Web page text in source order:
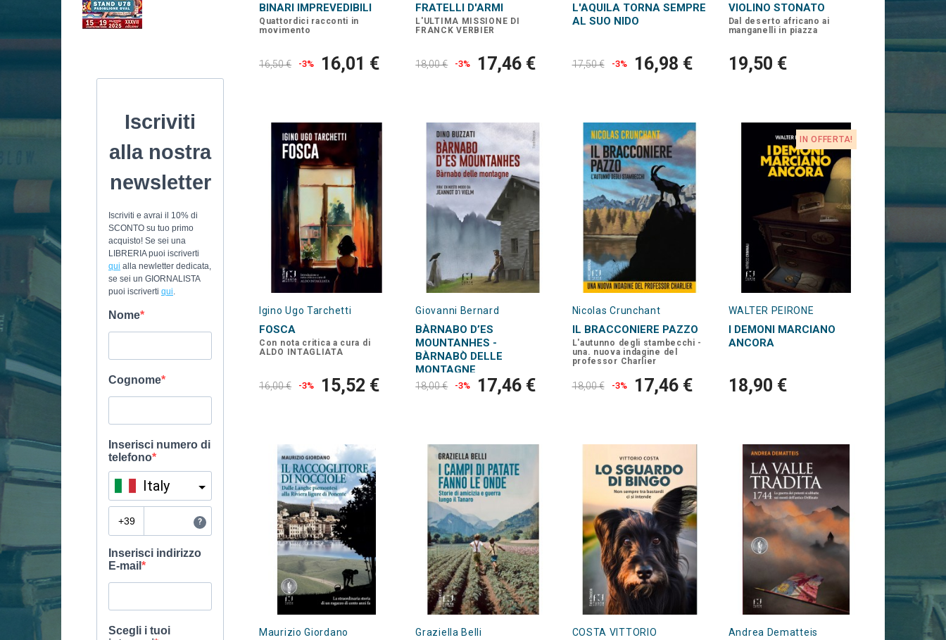
BINARI IMPREVEDIBILI
Quattordici racconti in
movimento
16,50 € -3% 16,01 €
FRATELLI D'ARMI
L'ULTIMA MISSIONE DI
FRANCK VERBIER
18,00 € -3% 17,46 €
L'AQUILA TORNA SEMPRE
AL SUO NIDO
17,50 € -3% 16,98 €
VIOLINO STONATO
Dal deserto africano ai
manganelli in piazza
19,50 €
Igino Ugo Tarchetti
FOSCA
Con nota critica a cura di
ALDO INTAGLIATA
16,00 € -3% 15,52 €
Giovanni Bernard
BÀRNABO D’ES
MOUNTANHES -
BÀRNABÒ DELLE
MONTAGNE
18,00 € -3% 17,46 €
Nicolas Crunchant
IL BRACCONIERE PAZZO
L'autunno degli stambecchi -
una. nuova indagine del
professor Charlier
18,00 € -3% 17,46 €
IN OFFERTA!
WALTER PEIRONE
I DEMONI MARCIANO
ANCORA
18,90 €
Maurizio Giordano Graziella Belli COSTA VITTORIO Andrea Dematteis